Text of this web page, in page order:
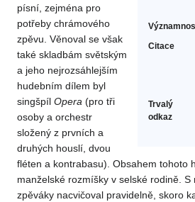
Citace
Trvalý
odkaz
písní, zejména pro
potřeby chrámového
zpěvu. Věnoval se však
také skladbám světským
a jeho nejrozsáhlejším
hudebním dílem byl
singšpíl Opera (pro tři
osoby a orchestr
složený z prvních a
druhých houslí, dvou
fléten a kontrabasu). Obsahem tohoto
manželské rozmíšky v selské rodině.
zpěváky nacvičoval pravidelně, skoro